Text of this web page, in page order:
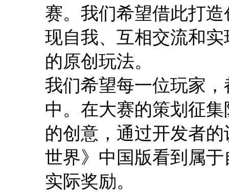
赛。我们希望借此打
现自我、互相交流和
的原创玩法。
我们希望每一位玩家
中。在大赛的策划征
的创意，通过开发者
世界》中国版看到属
实际奖励。